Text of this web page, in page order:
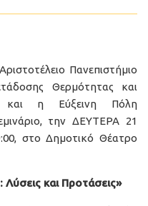
Πανεπιστήμιο
Θερμότητας και
και η Εύξεινη Πόλη
την ΔΕΥΤΕΡΑ 21
στο Δημοτικό Θέατρο
και Προτάσεις»